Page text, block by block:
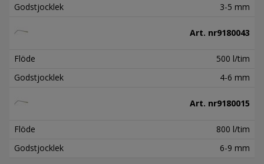
Godstjocklek
3-5 mm
Art. nr9180043
Flöde
500 l/tim
Godstjocklek
4-6 mm
Art. nr9180015
Flöde
800 l/tim
Godstjocklek
6-9 mm